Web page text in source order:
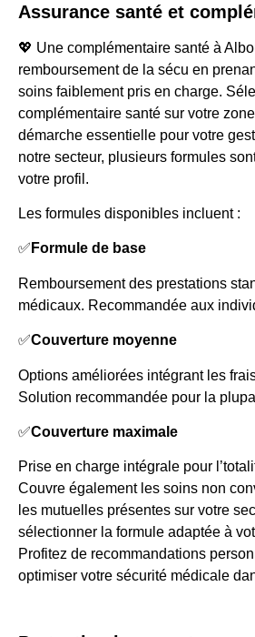
Assurance santé et
💖 Une complémentaire santé à
remboursement de la sécu en
soins faiblement pris en charge.
complémentaire santé sur votre
démarche essentielle pour votre
notre secteur, plusieurs formules
votre profil.
Les formules disponibles incluent :
✅ Formule de base
Remboursement des prestations
médicaux. Recommandée aux
✅Couverture moyenne
Options améliorées intégrant les
Solution recommandée pour la
✅Couverture maximale
Prise en charge intégrale pour
Couvre également les soins non
les mutuelles présentes sur votre
sélectionner la formule adaptée à
Profitez de recommandations
optimiser votre sécurité médicale